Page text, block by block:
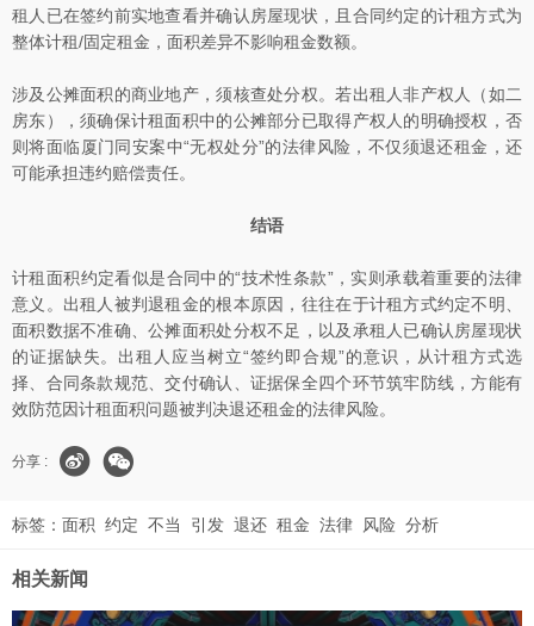
租人已在签约前实地查看并确认房屋现状，且合同约定的计租方式为
整体计租/固定租金，面积差异不影响租金数额。
涉及公摊面积的商业地产，须核查处分权。若出租人非产权人（如二
房东），须确保计租面积中的公摊部分已取得产权人的明确授权，否
则将面临厦门同安案中“无权处分”的法律风险，不仅须退还租金，还
可能承担违约赔偿责任。
结语
计租面积约定看似是合同中的“技术性条款”，实则承载着重要的法律
意义。出租人被判退租金的根本原因，往往在于计租方式约定不明、
面积数据不准确、公摊面积处分权不足，以及承租人已确认房屋现状
的证据缺失。出租人应当树立“签约即合规”的意识，从计租方式选
择、合同条款规范、交付确认、证据保全四个环节筑牢防线，方能有
效防范因计租面积问题被判决退还租金的法律风险。
分享 :
标签： 面积 约定 不当 引发 退还 租金 法律 风险 分析
相关新闻